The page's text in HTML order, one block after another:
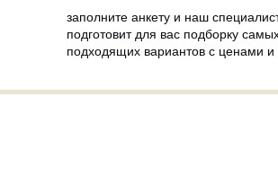
заполните анкету и наш
подготовит для вас подборку
подходящих вариантов с ценами и